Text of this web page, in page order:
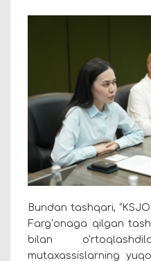
Bundan tashqari, “
Farg‘onaga qilgan
bilan
mutaxassislarning